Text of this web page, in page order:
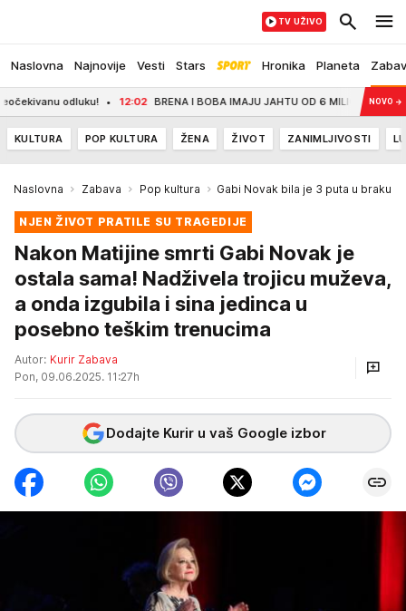
Naslovna Najnovije Vesti Stars Hronika Planeta
TV UŽIVO
odluku! 12:02 BRENA I BOBA IMAJU JAHTU OD 6 MILIONA EVRA, ANOVO →
KULTURA POP KULTURA ŽENA ŽIVOT ZANIMLJIVOSTI
Naslovna Zabava Pop kultura Gabi Novak bila je 3 puta u braku
NJEN ŽIVOT PRATILE SU TRAGEDIJE
Nakon Matijine smrti Gabi Novak je
ostala sama! Nadživela trojicu muževa,
a onda izgubila i sina jedinca u
posebno teškim trenucima
Autor: Kurir Zabava
Pon, 09.06.2025. 11:27h
Dodajte Kurir u vaš Google izbor